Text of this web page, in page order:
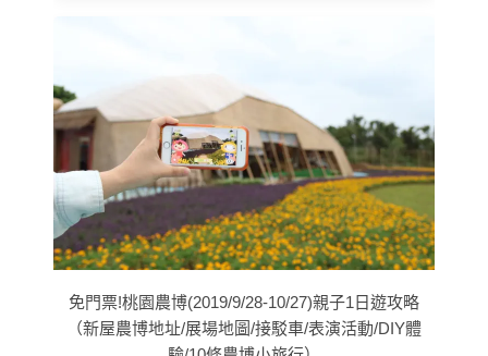
免門票!桃園農博(2019/9/28-10/27)親子1日遊攻略
（新屋農博地址/展場地圖/接駁車/表演活動/DIY體